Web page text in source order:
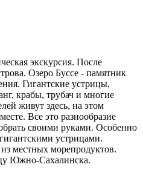
экскурсия. После
Озеро Буссе - памятник
Гигантские устрицы,
крабы, трубач и многие
живут здесь, на этом
Все это разнообразие
своими руками. Особенно
устрицами.
местных морепродуктов.
Южно-Сахалинска.